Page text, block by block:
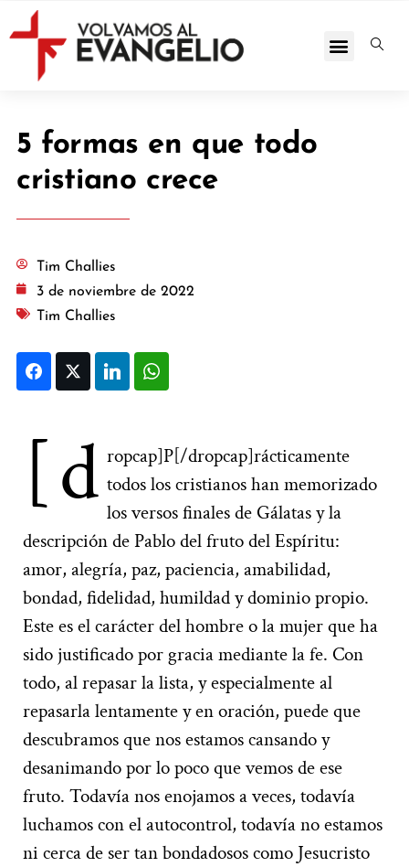
5 formas en que todo
cristiano crece
Tim Challies
3 de noviembre de 2022
Tim Challies
FacebookTwitter LinkedIn
[d ropcap]P[/dropcap]rácticamente
todos los cristianos han memorizado
los versos finales de Gálatas y la
descripción de Pablo del fruto del Espíritu:
amor, alegría, paz, paciencia, amabilidad,
bondad, fidelidad, humildad y dominio propio.
Este es el carácter del hombre o la mujer que ha
sido justificado por gracia mediante la fe. Con
todo, al repasar la lista, y especialmente al
repasarla lentamente y en oración, puede que
descubramos que nos estamos cansando y
desanimando por lo poco que vemos de ese
fruto. Todavía nos enojamos a veces, todavía
luchamos con el autocontrol, todavía no estamos
ni cerca de ser tan bondadosos como Jesucristo